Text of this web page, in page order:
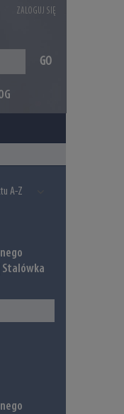
ZALOGUJ SIĘ
GO
A-Z
Stalówka